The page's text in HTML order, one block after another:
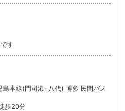
す
島本線(門司港−八代) 博多 民間バス
歩20分